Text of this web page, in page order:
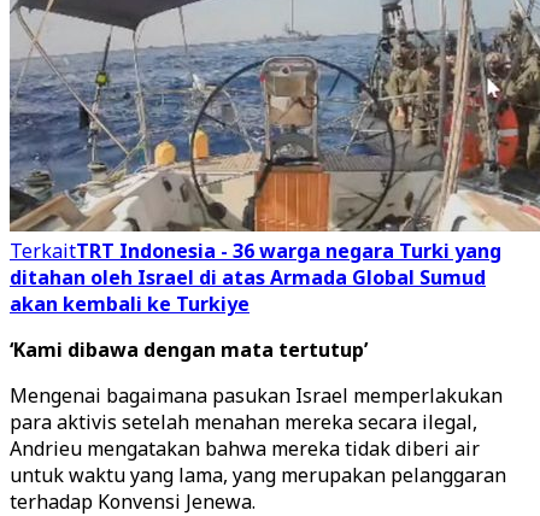
TerkaitTRT Indonesia - 36 warga negara Turki yang
ditahan oleh Israel di atas Armada Global Sumud
akan kembali ke Turkiye
‘Kami dibawa dengan mata tertutup’
Mengenai bagaimana pasukan Israel memperlakukan
para aktivis setelah menahan mereka secara ilegal,
Andrieu mengatakan bahwa mereka tidak diberi air
untuk waktu yang lama, yang merupakan pelanggaran
terhadap Konvensi Jenewa.